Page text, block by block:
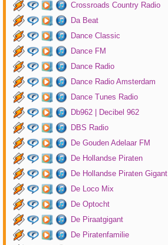
Crossroads Country Radio
Da Beat
Dance Classic
Dance FM
Dance Radio
Dance Radio Amsterdam
Dance Tunes Radio
Db962 | Decibel 962
DBS Radio
De Gouden Adelaar FM
De Hollandse Piraten
De Hollandse Piraten Gigant
De Loco Mix
De Optocht
De Piraatgigant
De Piratenfamilie